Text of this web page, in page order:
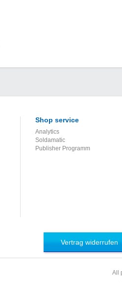
Shop service
Analytics
Soldamatic
Publisher Programm
Vertrag widerrufen
All